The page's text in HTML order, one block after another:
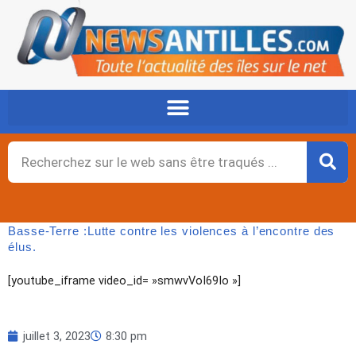
contenu
Rechercher
Basse-Terre :Lutte contre les violences à l’encontre des
élus.
[youtube_iframe video_id= »smwvVoI69Io »]
juillet 3, 2023 8:30 pm